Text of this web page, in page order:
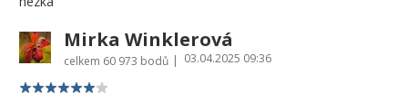
Mirka Winklerová
celkem 60 973 bodů | 03.04.2025 09:36